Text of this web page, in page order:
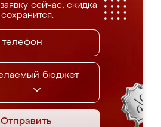
сейчас, скидка
сохранится.
бюджет
Отправить